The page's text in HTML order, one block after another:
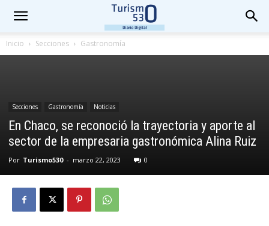
Inicio Secciones Gastronomía
Secciones Gastronomía Noticias
En Chaco, se reconoció la trayectoria y aporte al
sector de la empresaria gastronómica Alina Ruiz
Por Turismo530 - marzo 22, 2023 0